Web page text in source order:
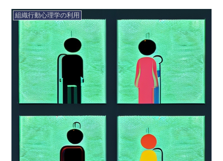
組織行動心理学の利用